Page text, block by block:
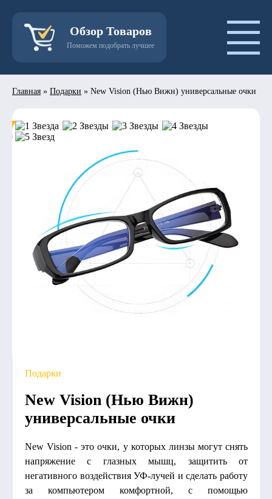
Обзор Товаров
Поможем подобрать лучшее
Главная » Подарки » New Vision (Нью Вижн) универсальные очки
- 50%
Подарки
New Vision (Нью Вижн)
универсальные очки
New Vision - это очки, у которых линзы могут снять
напряжение с глазных мышц, защитить от
негативного воздействия УФ-лучей и сделать работу
за компьютером комфортной, с помощью